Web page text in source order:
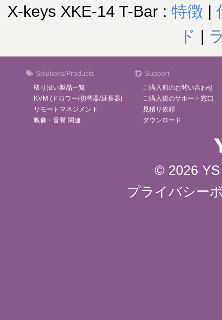
X-keys XKE-14 T-Bar : 特徴 |
ド |
Solutions/Products
取り扱い製品一覧
KVM (ドロワー/切替器/延長器)
リモートマネジメント
映像・音響 関連
Support
ご購入前のお問い合わせ
ご購入後のサポート窓口
見積り依頼
ダウンロード
© 2026
プライバシー